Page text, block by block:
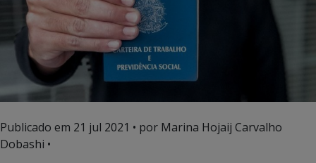
Publicado em 21 jul 2021 • por Marina Hojaij Carvalho
Dobashi •